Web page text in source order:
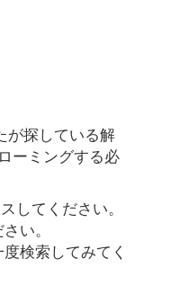
が探している解
ーミングする必
してください。
い。
検索してみてく